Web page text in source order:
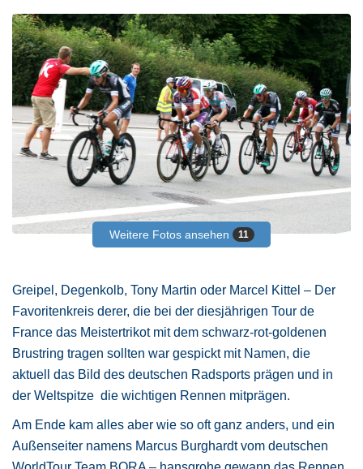
Weitere Fotos ansehen 11
Greipel, Degenkolb, Tony Martin oder Marcel Kittel – Der
Favoritenkreis derer, die bei der diesjährigen Tour de
France das Meistertrikot mit dem schwarz-rot-goldenen
Brustring tragen sollten war gespickt mit Namen, die
aktuell das Bild des deutschen Radsports prägen und in
der Weltspitze die wichtigen Rennen mitprägen.
Am Ende kam alles aber wie so oft ganz anders, und ein
Außenseiter namens Marcus Burghardt vom deutschen